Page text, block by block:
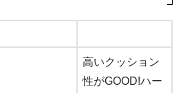
高いクッション
性がGOOD!ハー